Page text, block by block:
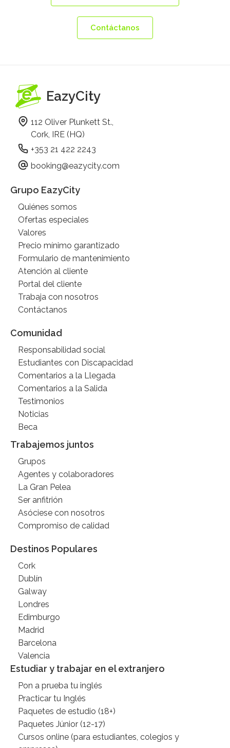
Contáctanos
EazyCity
112 Oliver Plunkett St.,
Cork, IRE (HQ)
+353 21 422 2243
booking@eazycity.com
Grupo EazyCity
Quiénes somos
Ofertas especiales
Valores
Precio mínimo garantizado
Formulario de mantenimiento
Atención al cliente
Portal del cliente
Trabaja con nosotros
Contáctanos
Comunidad
Responsabilidad social
Estudiantes con Discapacidad
Comentarios a la Llegada
Comentarios a la Salida
Testimonios
Noticias
Beca
Trabajemos juntos
Grupos
Agentes y colaboradores
La Gran Pelea
Ser anfitrión
Asóciese con nosotros
Compromiso de calidad
Destinos Populares
Cork
Dublín
Galway
Londres
Edimburgo
Madrid
Barcelona
Valencia
Estudiar y trabajar en el extranjero
Pon a prueba tu inglés
Practicar tu Inglés
Paquetes de estudio (18+)
Paquetes Júnior (12-17)
Cursos online (para estudiantes, colegios y